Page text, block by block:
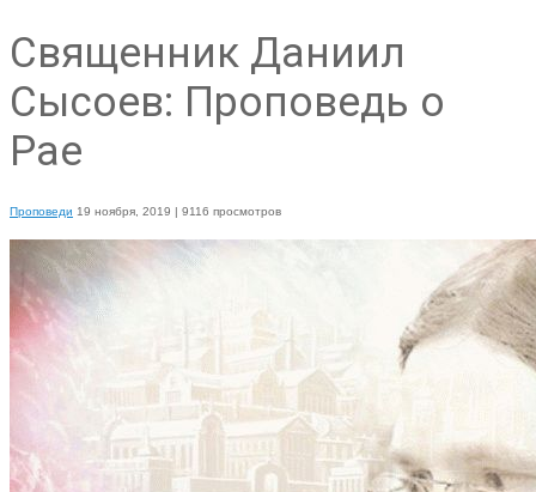
Священник Даниил
Сысоев: Проповедь о
Рае
Проповеди 19 ноября, 2019 | 9116 просмотров